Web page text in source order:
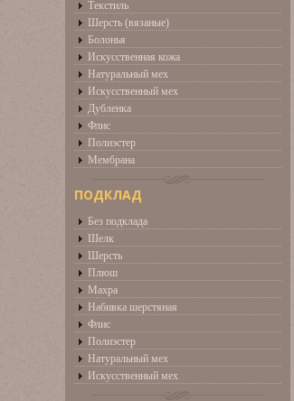
Текстиль
Шерсть (вязаные)
Болонья
Искусственная кожа
Натуральный мех
Искусственный мех
Дубленка
Флис
Полиэстер
Мембрана
ПОДКЛАД
Без подклада
Шелк
Шерсть
Плюш
Махра
Набивка шерстяная
Флис
Полиэстер
Натуральный мех
Искусственный мех